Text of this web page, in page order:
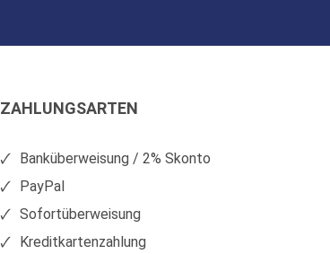
ZAHLUNGSARTEN
Banküberweisung / 2% Skonto
PayPal
Sofortüberweisung
Kreditkartenzahlung